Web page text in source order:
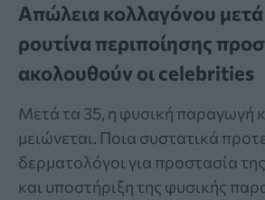
Απώλεια κολλαγόνου
ρουτίνα περιποίησης
ακολουθούν οι celebrities
Μετά τα 35, η φυσική παραγωγή
μειώνεται. Ποια συστατικά
δερματολόγοι για προστασία
και υποστήριξη της φυσικής